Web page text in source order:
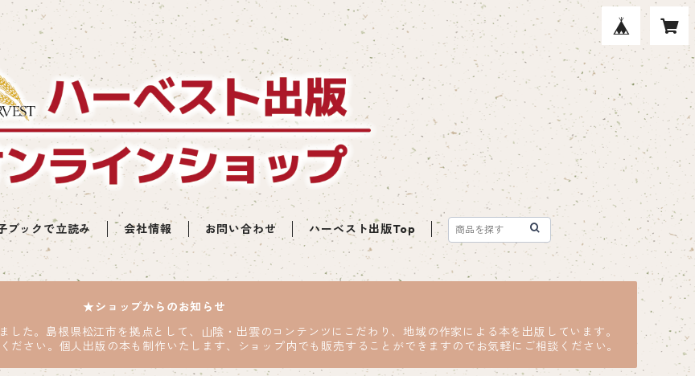
ブックで立読み 会社情報 お問い合わせ ハーベスト出版Top
★ショップからのお知らせ
た。島根県松江市を拠点として、山陰・出雲のコンテンツにこだわり、地域の作家による本を出版しています。
ださい。個人出版の本も制作いたします、ショップ内でも販売することができますのでお気軽にご相談ください。